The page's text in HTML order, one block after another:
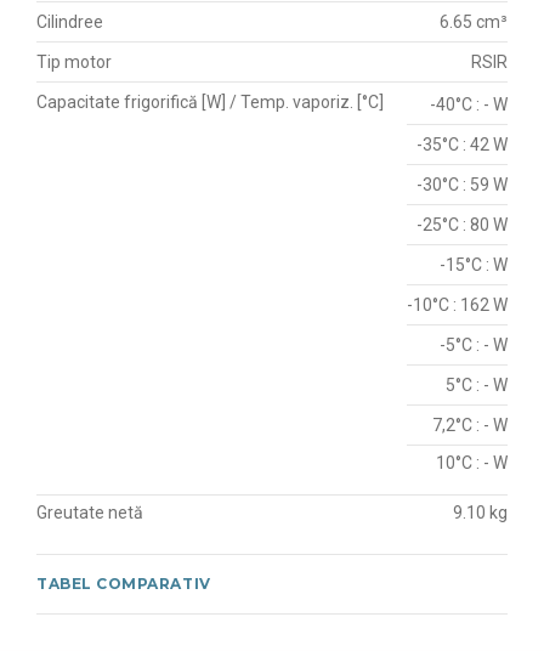
Cilindree 6.65 cm³
Tip motor RSIR
Capacitate frigorifică [W] / Temp. vaporiz. [°C] -40°C : - W
-35°C : 42 W
-30°C : 59 W
-25°C : 80 W
-15°C : W
-10°C : 162 W
-5°C : - W
5°C : - W
7,2°C : - W
10°C : - W
Greutate netă 9.10 kg
TABEL COMPARATIV